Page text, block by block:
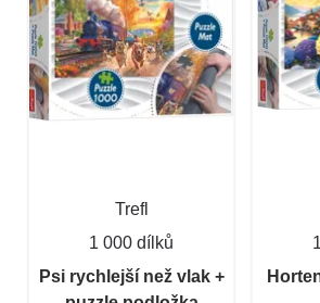
Trefl
1 000 dílků
Psi rychlejší než vlak +